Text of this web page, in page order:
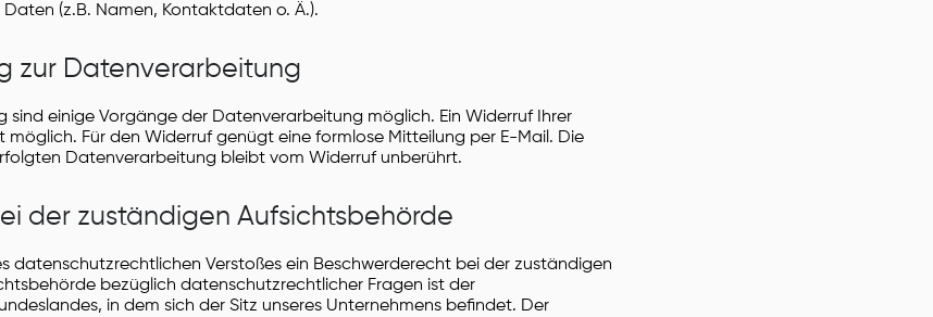
(z.B. Namen, Kontaktdaten o. Ä.).
zur Datenverarbeitung
sind einige Vorgänge der Datenverarbeitung möglich. Ein Widerruf Ihrer
möglich. Für den Widerruf genügt eine formlose Mitteilung per E-Mail. Die
Datenverarbeitung bleibt vom Widerruf unberührt.
der zuständigen Aufsichtsbehörde
datenschutzrechtlichen Verstoßes ein Beschwerderecht bei der zuständigen
bezüglich datenschutzrechtlicher Fragen ist der
in dem sich der Sitz unseres Unternehmens befindet. Der